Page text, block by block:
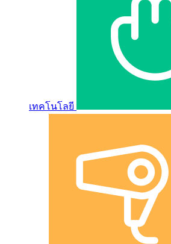
เทคโนโลยี